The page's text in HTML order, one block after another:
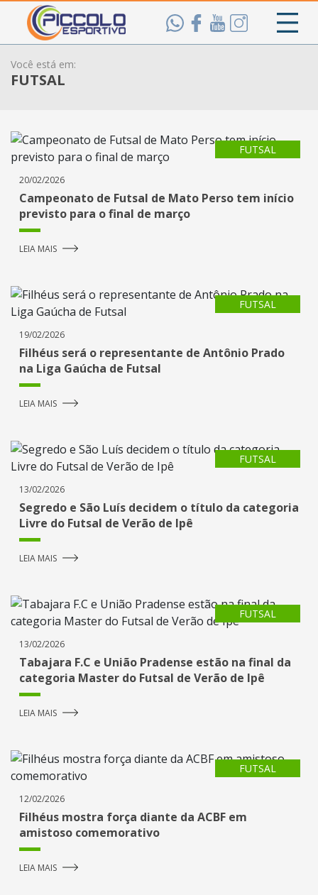
Você está em:
FUTSAL
FUTSAL
20/02/2026
Campeonato de Futsal de Mato Perso tem início
previsto para o final de março
LEIA MAIS
FUTSAL
19/02/2026
Filhéus será o representante de Antônio Prado
na Liga Gaúcha de Futsal
LEIA MAIS
FUTSAL
13/02/2026
Segredo e São Luís decidem o título da categoria
Livre do Futsal de Verão de Ipê
LEIA MAIS
FUTSAL
13/02/2026
Tabajara F.C e União Pradense estão na final da
categoria Master do Futsal de Verão de Ipê
LEIA MAIS
FUTSAL
12/02/2026
Filhéus mostra força diante da ACBF em
amistoso comemorativo
LEIA MAIS